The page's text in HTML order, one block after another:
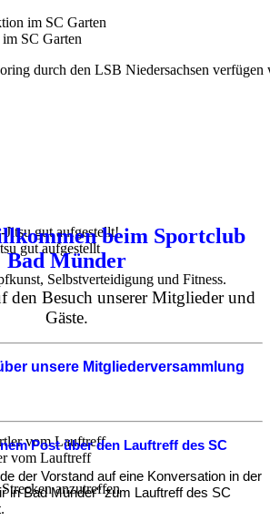
SC Garten
durch den LSB Niedersachsen
gut aufgestellt
Selbstverteidigung und Fitness.
vom Lauftreff
anzutreffen
beim Sportclub
Bad Münder
den Besuch unserer Mitglieder und
Gäste.
unsere Mitgliederversammlung
Post über den Lauftreff des SC
der Vorstand auf eine Konversation in der
in Bad Münder" zum Lauftreff des SC